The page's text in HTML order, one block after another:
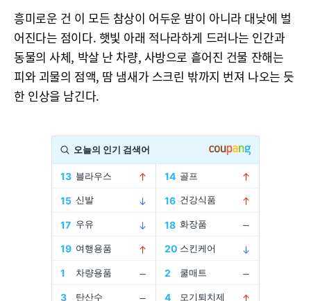
흥미로운 건 이 모든 참상이 어두운 밤이 아니라 대낮에 벌
어진다는 점이다. 햇빛 아래 적나라하게 드러나는 인간과
동물의 사체, 박살 난 차량, 사방으로 흩어진 건물 잔해는
피와 괴물의 점액, 땀 냄새가 스크린 밖까지 번져 나오는 듯
한 인상을 남긴다.